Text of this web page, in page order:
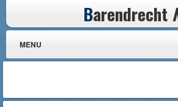
Barendrecht
MENU